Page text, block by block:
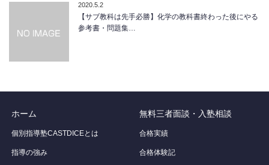
2020.5.2
【サブ教科は先手必勝】化学の教科書終わった後にやる
参考書・問題集…
ホーム
個別指導塾CASTDICEとは
指導の強み
無料三者面談・入塾相談
合格実績
合格体験記